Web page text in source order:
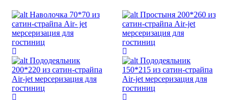
Наволочка 70*70 из
сатин-страйпа Air- jet
мерсеризация для
гостиниц
Простыня 200*260 из
сатин-страйпа Air-jet
мерсеризация для
гостиниц
Пододеяльник
200*220 из сатин-страйпа
Air-jet мерсеризация для
гостиниц
Пододеяльник
150*215 из сатин-страйпа
Air-jet мерсеризация для
гостиниц